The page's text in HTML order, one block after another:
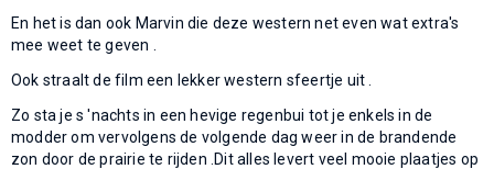
En het is dan ook Marvin die deze western net even wat extra's
mee weet te geven .
Ook straalt de film een lekker western sfeertje uit .
Zo sta je s 'nachts in een hevige regenbui tot je enkels in de
modder om vervolgens de volgende dag weer in de brandende
zon door de prairie te rijden .Dit alles levert veel mooie plaatjes op